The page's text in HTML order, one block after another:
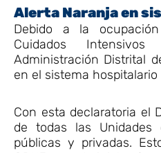
Alerta Naranja en
Debido a la
Cuidados
Administración Distrital
en el sistema hospitalario
Con esta declaratoria el
de todas las Unidades
públicas y privadas.